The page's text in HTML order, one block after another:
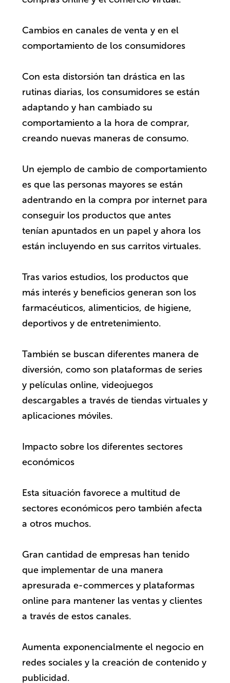
Cambios en canales de venta y en el
comportamiento de los consumidores
Con esta distorsión tan drástica en las
rutinas diarias, los consumidores se están
adaptando y han cambiado su
comportamiento a la hora de comprar,
creando nuevas maneras de consumo.
Un ejemplo de cambio de comportamiento
es que las personas mayores se están
adentrando en la compra por internet para
conseguir los productos que antes
tenían apuntados en un papel y ahora los
están incluyendo en sus carritos virtuales.
Tras varios estudios, los productos que
más interés y beneficios generan son los
farmacéuticos, alimenticios, de higiene,
deportivos y de entretenimiento.
También se buscan diferentes manera de
diversión, como son plataformas de series
y películas online, videojuegos
descargables a través de tiendas virtuales y
aplicaciones móviles.
Impacto sobre los diferentes sectores
económicos
Esta situación favorece a multitud de
sectores económicos pero también afecta
a otros muchos.
Gran cantidad de empresas han tenido
que implementar de una manera
apresurada e-commerces y plataformas
online para mantener las ventas y clientes
a través de estos canales.
Aumenta exponencialmente el negocio en
redes sociales y la creación de contenido y
publicidad.